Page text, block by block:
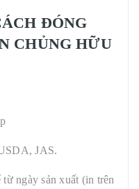
ĐÓNG
CHỦNG HỮU
JAS.
từ ngày sản xuất (in trên